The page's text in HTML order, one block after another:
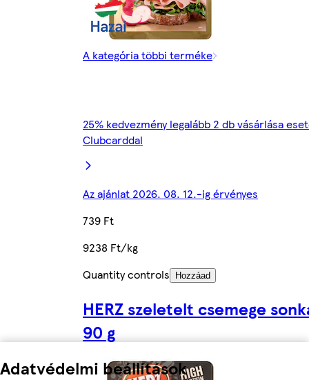
Adatvédelmi beállítások
A kategória többi terméke
25% kedvezmény legalább 2 db vásárlása
Clubcarddal
Az ajánlat 2026. 08. 12.-ig érvényes
739 Ft
9238 Ft/kg
Quantity controls
Hozzáad
HERZ szeletelt csemege
90 g